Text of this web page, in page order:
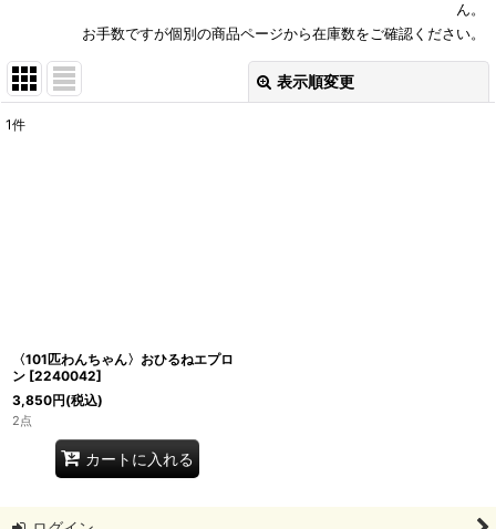
ん。
お手数ですが個別の商品ページから在庫数をご確認ください。
表示順変更
1件
〈101匹わんちゃん〉おひるねエプロ
ン [2240042]
3,850円(税込)
2点
カートに入れる